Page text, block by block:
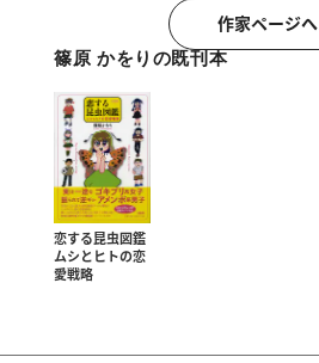
作家ページへ
篠原 かをりの既刊本
恋する昆虫図鑑
ムシとヒトの恋
愛戦略